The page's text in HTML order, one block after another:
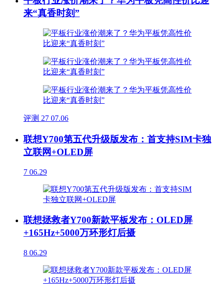
来“真香时刻”
评测 27 07.06
联想Y700第五代升级版发布：首支持SIM卡独
立联网+OLED屏
7 06.29
联想拯救者Y700新款平板发布：OLED屏
+165Hz+5000万环形灯后摄
8 06.29